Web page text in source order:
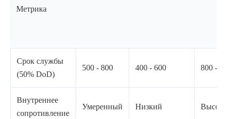
Метрика
Срок службы
(50% DoD)
500 - 800 400 - 600 800 -
Внутреннее
сопротивление
Умеренный Низкий